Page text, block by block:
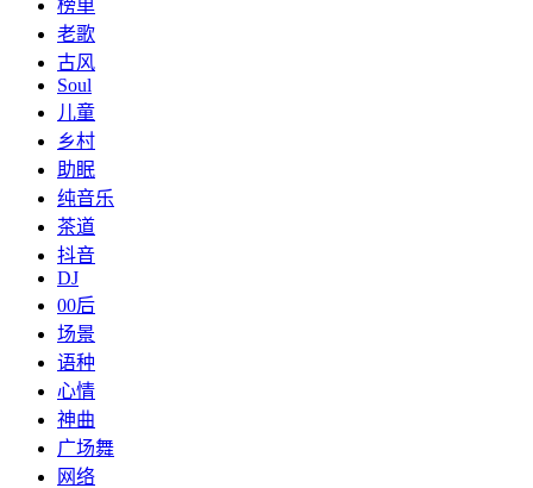
榜单
老歌
古风
Soul
儿童
乡村
助眠
纯音乐
茶道
抖音
DJ
00后
场景
语种
心情
神曲
广场舞
网络